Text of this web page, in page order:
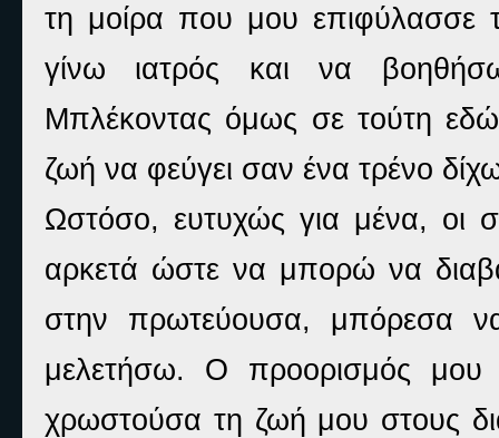
τη μοίρα που μου επιφύλασσε
γίνω ιατρός και να
Μπλέκοντας όμως σε τούτη
ζωή να φεύγει σαν ένα τρένο
Ωστόσο, ευτυχώς για μένα, οι
αρκετά ώστε να μπορώ να
στην πρωτεύουσα, μπόρεσα
μελετήσω. Ο προορισμός
χρωστούσα τη ζωή μου στους